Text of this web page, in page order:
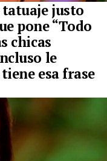
justo
pone “Todo
chicas
le
esa frase